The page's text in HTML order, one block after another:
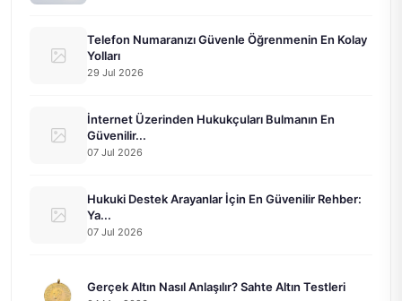
Telefon Numaranızı Güvenle Öğrenmenin En Kolay
Yolları
29 Jul 2026
İnternet Üzerinden Hukukçuları Bulmanın En
Güvenilir...
07 Jul 2026
Hukuki Destek Arayanlar İçin En Güvenilir Rehber:
Ya...
07 Jul 2026
Gerçek Altın Nasıl Anlaşılır? Sahte Altın Testleri